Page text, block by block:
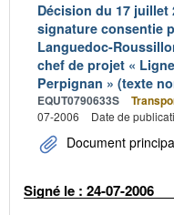
Décision du 17
signature consentie
Languedoc-
chef de projet «
Perpignan » (texte
EQUT0790633S
07-2006
Date de
Document
Signé le : 24-07-2006